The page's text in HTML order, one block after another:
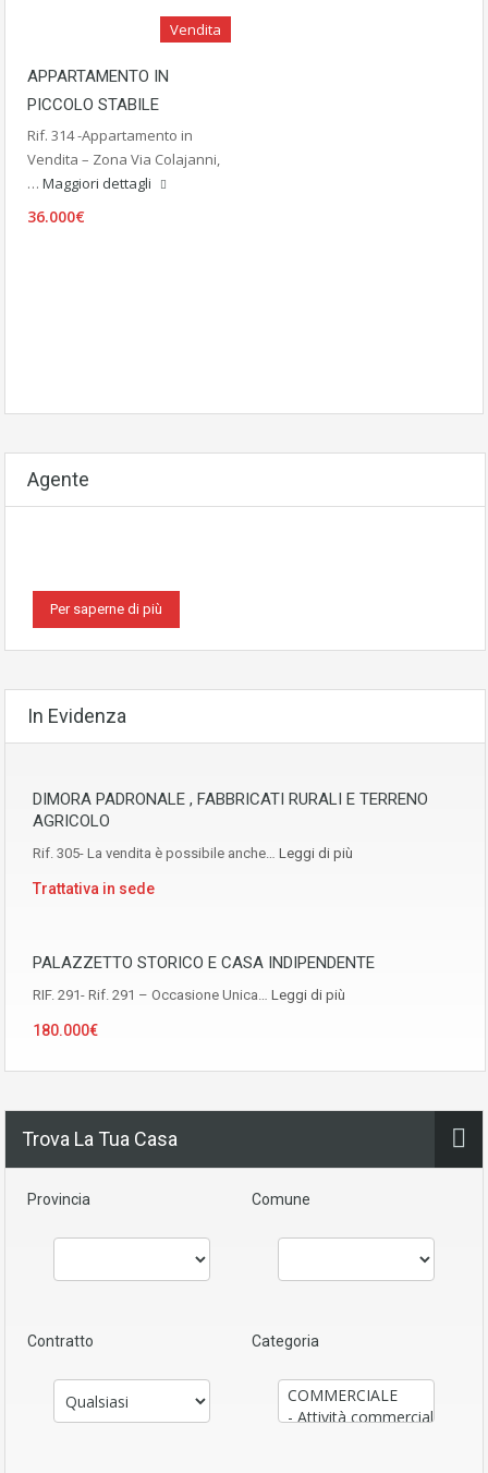
Vendita
APPARTAMENTO IN
PICCOLO STABILE
Rif. 314 -Appartamento in
Vendita – Zona Via Colajanni,
… Maggiori dettagli
36.000€
Agente
Per saperne di più
In Evidenza
DIMORA PADRONALE , FABBRICATI RURALI E TERRENO
AGRICOLO
Rif. 305- La vendita è possibile anche… Leggi di più
Trattativa in sede
PALAZZETTO STORICO E CASA INDIPENDENTE
RIF. 291- Rif. 291 – Occasione Unica… Leggi di più
180.000€
Trova La Tua Casa
Provincia Comune
Contratto Categoria